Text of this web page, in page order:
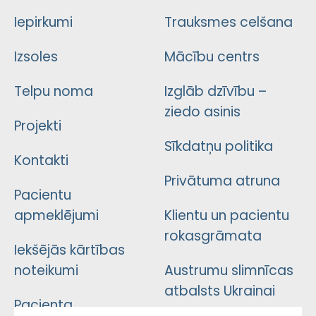
Iepirkumi
Izsoles
Telpu noma
Projekti
Kontakti
Pacientu
apmeklējumi
Iekšējās kārtības
noteikumi
Pacienta
Trauksmes celšana
Mācību centrs
Izglāb dzīvību –
ziedo asinis
Sīkdatņu politika
Privātuma atruna
Klientu un pacientu
rokasgrāmata
Austrumu slimnīcas
atbalsts Ukrainai